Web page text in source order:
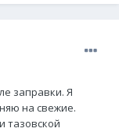
заправки. Я
на свежие.
тазовской